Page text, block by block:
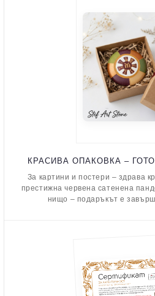
КРАСИВА ОПАКОВКА –
За картини и постери – здрава
престижна червена сатенена
нищо – подаръкът е